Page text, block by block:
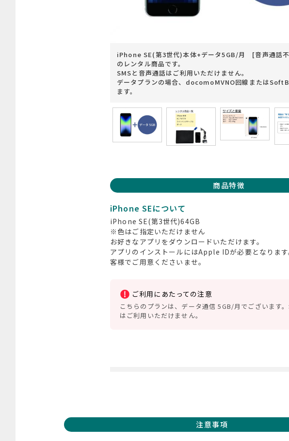
iPhone SE(第3世代)本体+データ5GB/月 [音声通話
のレンタル商品です。
SMSと音声通話はご利用いただけません。
データプランの場合、docomoMVNO回線または
ます。
商品特徴
iPhone SEについて
iPhone SE(第3世代)64GB
※色はご指定いただけません
お好きなアプリをダウンロードいただけます。
アプリのインストールにはApple IDが必要となりま
客様でご用意くださいませ。
ご利用にあたっての注意
こちらのプランは、データ通信 5GB/月でございます
はご利用いただけません。
注意事項